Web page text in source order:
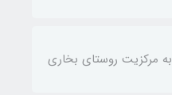
مركزيت روستای بخاری